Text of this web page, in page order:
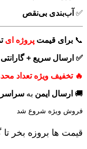
✅ آب‌بندی بی‌نقص
📞 برای قیمت پروژه ای
✅ ارسال سریع + گارانتی
🔥 تخفیف ویژه تعداد
🚚 ارسال ایمن به سراسر
فروش ویژه شروع شد
قیمت ها بروزه بخر